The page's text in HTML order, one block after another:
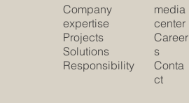
Company
expertise
Projects
Solutions
Responsibility
media
center
Career
s
Conta
ct